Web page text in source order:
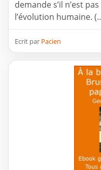
demande s’il n’est
l’évolution humaine.
Ecrit par Pacien